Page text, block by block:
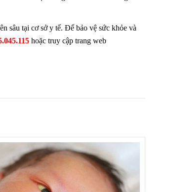
sâu tại cơ sở y tế. Để bảo vệ sức khỏe và
hoặc truy cập trang web